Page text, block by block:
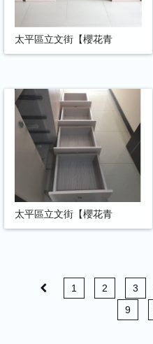
太平區立文街【櫻花青
太平區立文街【櫻花青
1 2 3
9